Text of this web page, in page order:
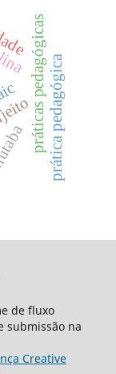
práticas pedagógicasprática pedagógica
de fluxo
submissão na
Creative